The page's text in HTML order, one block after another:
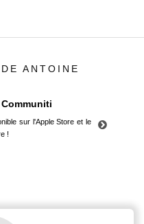
ANTOINE
sur l'Apple Store et le
!
!